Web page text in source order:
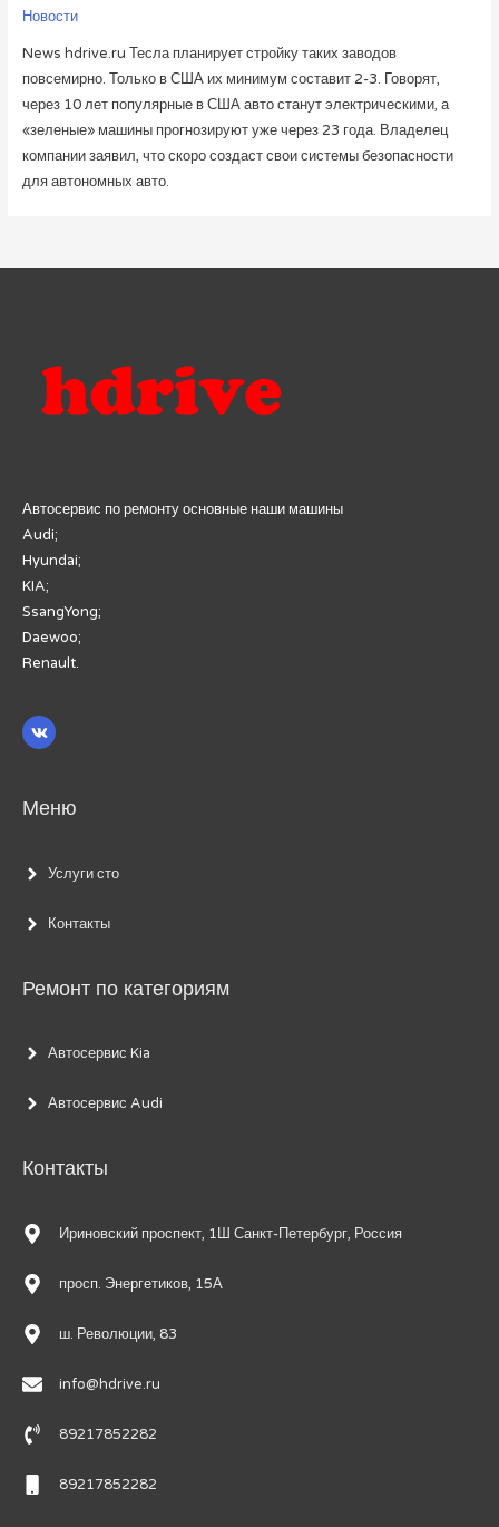
Новости
News hdrive.ru Тесла планирует стройку таких заводов
повсемирно. Только в США их минимум составит 2-3. Говорят,
через 10 лет популярные в США авто станут электрическими, а
«зеленые» машины прогнозируют уже через 23 года. Владелец
компании заявил, что скоро создаст свои системы безопасности
для автономных авто.
Автосервис по ремонту основные наши машины
Audi;
Hyundai;
KIA;
SsangYong;
Daewoo;
Renault.
Меню
Услуги сто
Контакты
Ремонт по категориям
Автосервис Kia
Автосервис Audi
Контакты
Ириновский проспект, 1Ш Санкт-Петербург, Россия
просп. Энергетиков, 15А
ш. Революции, 83
info@hdrive.ru
89217852282
89217852282